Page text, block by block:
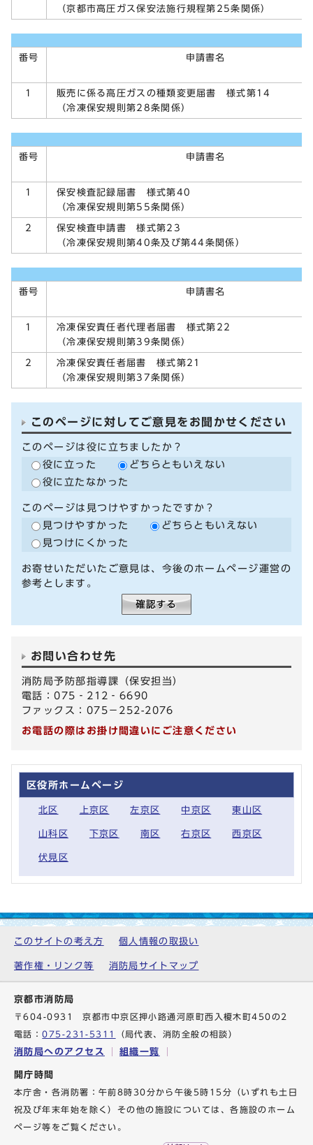
（京都市高圧ガス保安法施行規程第25条関係）
番号 申請書名
1
販売に係る高圧ガスの種類変更届書 様式第14
（冷凍保安規則第28条関係）
番号 申請書名
1
保安検査記録届書 様式第40
（冷凍保安規則第55条関係）
2
保安検査申請書 様式第23
（冷凍保安規則第40条及び第44条関係）
番号 申請書名
1
冷凍保安責任者代理者届書 様式第22
（冷凍保安規則第39条関係）
2
冷凍保安責任者届書 様式第21
（冷凍保安規則第37条関係）
このページに対してご意見をお聞かせください
このページは役に立ちましたか？
役に立った
どちらともいえない
役に立たなかった
このページは見つけやすかったですか？
見つけやすかった
どちらともいえない
見つけにくかった
お寄せいただいたご意見は、今後のホームページ運営の
参考とします。
お問い合わせ先
消防局予防部指導課（保安担当）
電話：075‐212‐6690
ファックス：075－252-2076
お電話の際はお掛け間違いにご注意ください
区役所ホームページ
北区 上京区 左京区 中京区 東山区
山科区 下京区 南区 右京区 西京区
伏見区
このサイトの考え方 個人情報の取扱い
著作権・リンク等 消防局サイトマップ
京都市消防局
〒604-0931 京都市中京区押小路通河原町西入榎木町450の2
電話：075-231-5311 （局代表、消防全般の相談）
消防局へのアクセス 組織一覧
開庁時間
本庁舎・各消防署：午前8時30分から午後5時15分（いずれも土日
祝及び年末年始を除く）その他の施設については、各施設のホーム
ページ等をご覧ください。